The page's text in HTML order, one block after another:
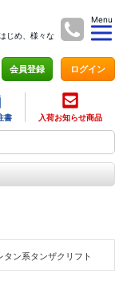
じめ、様々な
Menu
会員登録 ログイン
書 入荷お知らせ商品
タン系タンザクリフト